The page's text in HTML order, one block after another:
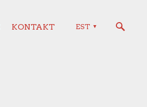
KONTAKT EST